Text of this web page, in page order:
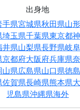
出身地
手県宮城県秋田県山
埼玉県千葉県東京都
井県山梨県長野県岐
京都府大阪府兵庫県
山県広島県山口県徳
佐賀県長崎県熊本県
児島県沖縄県海外